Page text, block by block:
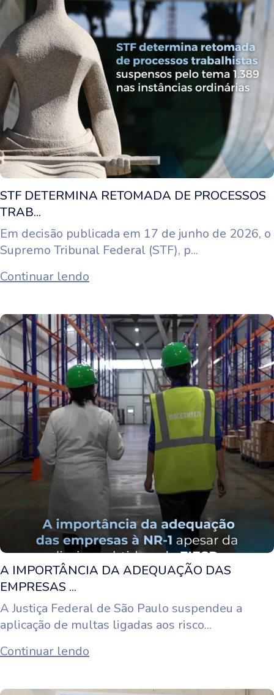
STF DETERMINA RETOMADA DE PROCESSOS
TRAB...
Em decisão publicada em 17 de junho de 2026, o
Supremo Tribunal Federal (STF), p...
Continuar lendo
A IMPORTÂNCIA DA ADEQUAÇÃO DAS
EMPRESAS ...
A Justiça Federal de São Paulo suspendeu a
aplicação de multas ligadas aos risco...
Continuar lendo